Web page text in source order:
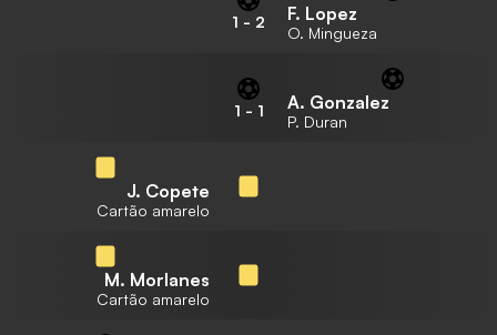
1 - 2 F. Lopez
O. Mingueza
1 - 1 A. Gonzalez
P. Duran
J. Copete
Cartão amarelo
M. Morlanes
Cartão amarelo